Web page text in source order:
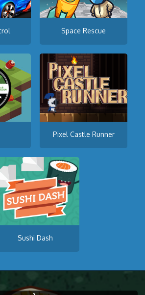
Space Rescue
Pixel Castle Runner
Sushi Dash